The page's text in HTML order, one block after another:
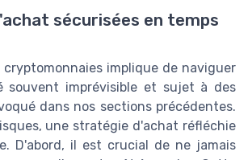
sécurisées en temps
implique de naviguer
souvent imprévisible et sujet à des
dans nos sections précédentes.
une stratégie d'achat réfléchie
D'abord, il est crucial de ne jamais